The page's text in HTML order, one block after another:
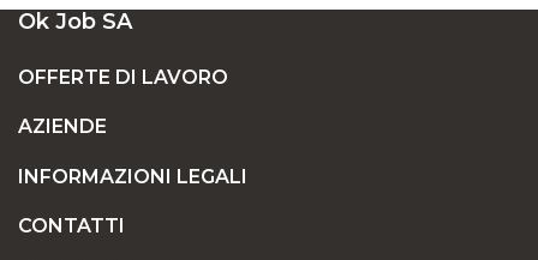
Ok Job SA
OFFERTE DI LAVORO
AZIENDE
INFORMAZIONI LEGALI
CONTATTI